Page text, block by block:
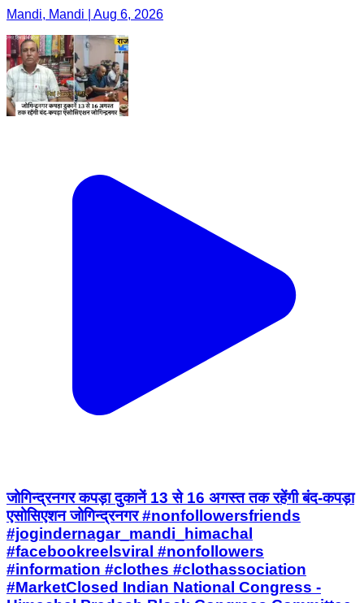
Mandi, Mandi | Aug 6, 2026
जोगिन्द्रनगर कपड़ा दुकानें 13 से 16 अगस्त तक रहेंगी बंद-कपड़ा
एसोसिएशन जोगिन्द्रनगर #nonfollowersfriends
#jogindernagar_mandi_himachal
#facebookreelsviral #nonfollowers
#information #clothes #clothassociation
#MarketClosed Indian National Congress -